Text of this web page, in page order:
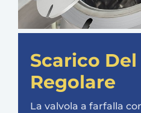
Scarico
Regolare
La valvola a farfalla